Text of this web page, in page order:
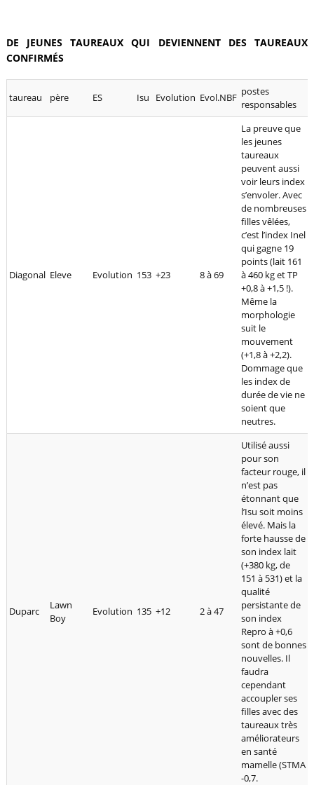
DE JEUNES TAUREAUX QUI DEVIENNENT DES TAUREAUX
CONFIRMÉS
taureau père ES Isu Evolution Evol.NBF postes
responsables
Diagonal Eleve Evolution 153 +23 8 à 69
La preuve que
les jeunes
taureaux
peuvent aussi
voir leurs index
s’envoler. Avec
de nombreuses
filles vêlées,
c’est l’index Inel
qui gagne 19
points (lait 161
à 460 kg et TP
+0,8 à +1,5 !).
Même la
morphologie
suit le
mouvement
(+1,8 à +2,2).
Dommage que
les index de
durée de vie ne
soient que
neutres.
Duparc
Lawn
Boy
Evolution 135 +12 2 à 47
Utilisé aussi
pour son
facteur rouge, il
n’est pas
étonnant que
l’Isu soit moins
élevé. Mais la
forte hausse de
son index lait
(+380 kg, de
151 à 531) et la
qualité
persistante de
son index
Repro à +0,6
sont de bonnes
nouvelles. Il
faudra
cependant
accoupler ses
filles avec des
taureaux très
améliorateurs
en santé
mamelle (STMA
-0,7.